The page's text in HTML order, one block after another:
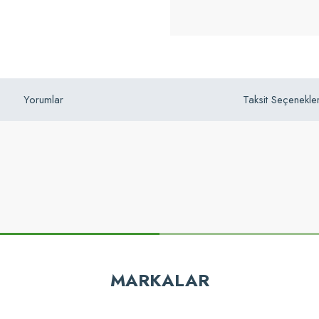
Yorumlar Taksit
MARKALAR